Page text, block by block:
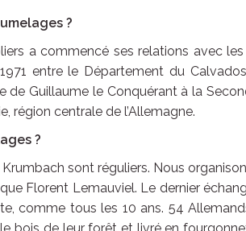
?
a commencé ses relations avec
entre le Département du
de Guillaume le Conquérant à la
région centrale de l’Allemagne.
?
sont réguliers. Nous
Florent Lemauviel. Le dernier
comme tous les 10 ans. 54
bois de leur forêt et livré en